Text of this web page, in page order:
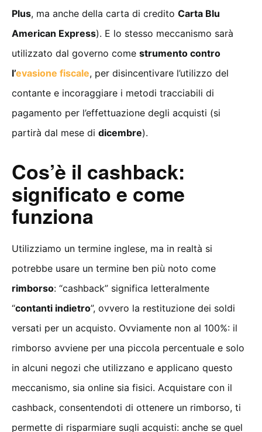
Plus, ma anche della carta di credito Carta Blu
American Express). E lo stesso meccanismo sarà
utilizzato dal governo come strumento contro
l’evasione fiscale, per disincentivare l’utilizzo del
contante e incoraggiare i metodi tracciabili di
pagamento per l’effettuazione degli acquisti (si
partirà dal mese di dicembre).
Cos’è il cashback:
significato e come
funziona
Utilizziamo un termine inglese, ma in realtà si
potrebbe usare un termine ben più noto come
rimborso: “cashback” significa letteralmente
“contanti indietro”, ovvero la restituzione dei soldi
versati per un acquisto. Ovviamente non al 100%: il
rimborso avviene per una piccola percentuale e solo
in alcuni negozi che utilizzano e applicano questo
meccanismo, sia online sia fisici. Acquistare con il
cashback, consentendoti di ottenere un rimborso, ti
permette di risparmiare sugli acquisti: anche se quel